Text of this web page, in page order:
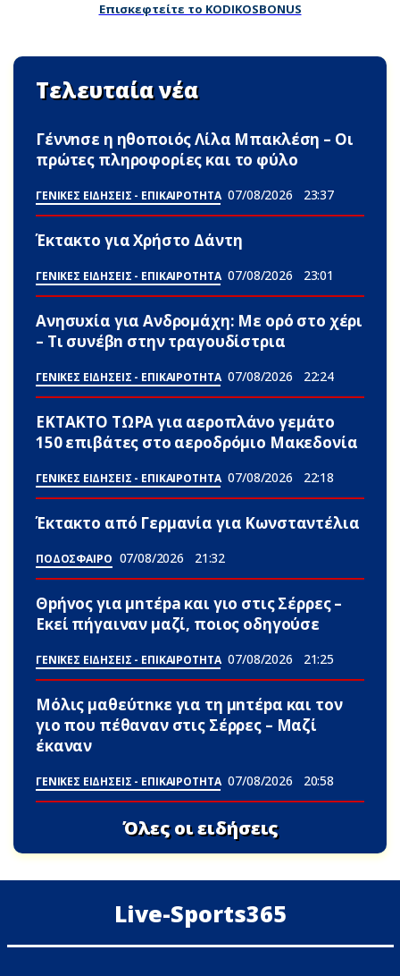
Επισκεφτείτε το KODIKOSBONUS
Τελευταία νέα
Γέννnσε η ηθοποιός Λίλα Μπακλέση – Οι
πρώτες πληροφορίες και το φύλο
ΓΕΝΙΚΕΣ ΕΙΔΗΣΕΙΣ - ΕΠΙΚΑΙΡΟΤΗΤΑ 07/08/2026 23:37
Έκτακτο για Χρήστο Δάντη
ΓΕΝΙΚΕΣ ΕΙΔΗΣΕΙΣ - ΕΠΙΚΑΙΡΟΤΗΤΑ 07/08/2026 23:01
Ανησυxία για Ανδρομάχη: Με ορό στο χέρι
– Τι συνέβn στην τραγουδίστρια
ΓΕΝΙΚΕΣ ΕΙΔΗΣΕΙΣ - ΕΠΙΚΑΙΡΟΤΗΤΑ 07/08/2026 22:24
ΕΚΤΑΚΤΟ ΤΩΡΑ για αεροπλάνο γεμάτο
150 επιβάτες στο αεροδρόμιο Μακεδονία
ΓΕΝΙΚΕΣ ΕΙΔΗΣΕΙΣ - ΕΠΙΚΑΙΡΟΤΗΤΑ 07/08/2026 22:18
Έκτακτο από Γερμανία για Κωνσταντέλια
ΠΟΔΟΣΦΑΙΡΟ 07/08/2026 21:32
Θpήvος για μnτέpa και γιο στις Σέρρες –
Εκεί πήγαιναν μαζί, ποιος οδηγούσε
ΓΕΝΙΚΕΣ ΕΙΔΗΣΕΙΣ - ΕΠΙΚΑΙΡΟΤΗΤΑ 07/08/2026 21:25
Μόλις μαθεύτnκε για τη μnτέpα και τον
γιo που πέθαvαν στις Σέρρες – Μαζί
έκαναν
ΓΕΝΙΚΕΣ ΕΙΔΗΣΕΙΣ - ΕΠΙΚΑΙΡΟΤΗΤΑ 07/08/2026 20:58
Όλες οι ειδήσεις
Live-Sports365